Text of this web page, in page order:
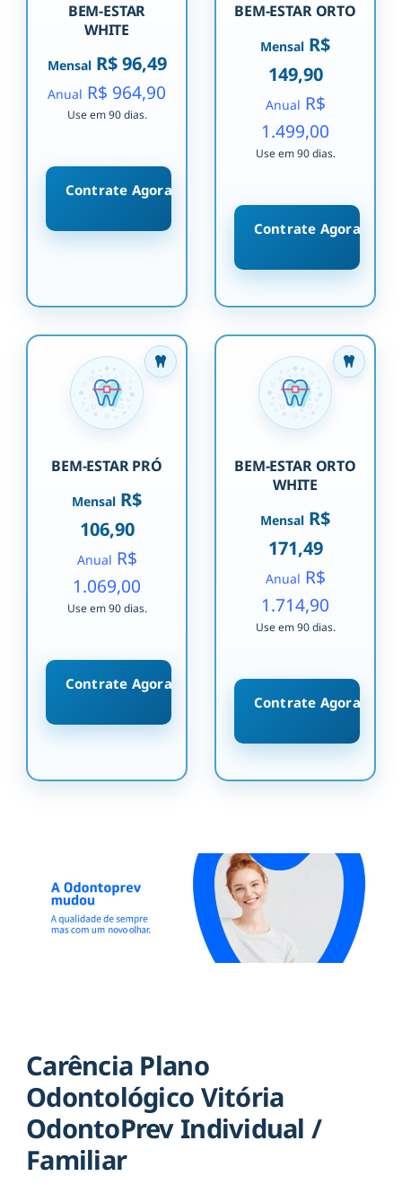
BEM-ESTAR
WHITE
MensalR$ 96,49
Anual R$ 964,90
Use em 90 dias.
Contrate Agora
BEM-ESTAR ORTO
Mensal R$
149,90
Anual R$
1.499,00
Use em 90 dias.
Contrate Agora
BEM-ESTAR PRÓ
Mensal R$
106,90
Anual R$
1.069,00
Use em 90 dias.
Contrate Agora
BEM-ESTAR ORTO
WHITE
Mensal R$
171,49
Anual R$
1.714,90
Use em 90 dias.
Contrate Agora
Carência Plano
Odontológico Vitória
OdontoPrev Individual /
Familiar